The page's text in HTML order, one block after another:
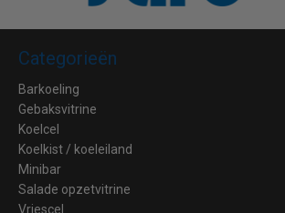
Categorieën
Barkoeling
Gebaksvitrine
Koelcel
Koelkist / koeleiland
Minibar
Salade opzetvitrine
Vriescel